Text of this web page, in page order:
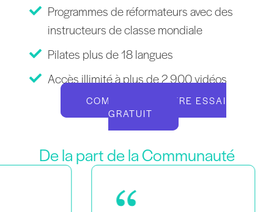
Programmes de réformateurs avec des
instructeurs de classe mondiale
Pilates plus de 18 langues
Accès illimité à plus de 2 900 vidéos
COMMENCEZ VOTRE ESSAI
GRATUIT
De la part de la Communauté